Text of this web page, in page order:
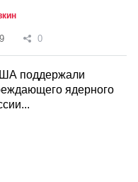
0
поддержали
ядерного